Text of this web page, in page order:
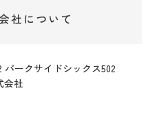
社について
ークサイドシックス502
会社